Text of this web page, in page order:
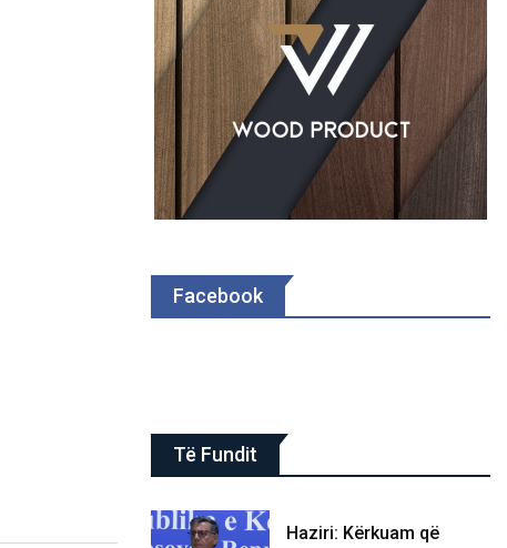
Facebook
Të Fundit
Haziri: Kërkuam që